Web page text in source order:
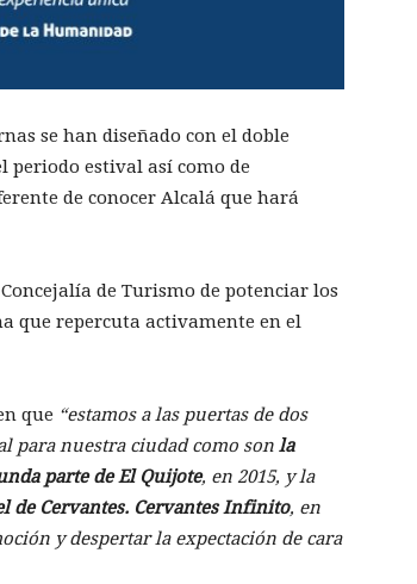
se han diseñado con el doble
estival así como de
de conocer Alcalá que hará
de Turismo de potenciar los
que repercuta activamente en el
que “estamos a las puertas de dos
para nuestra ciudad como son la
parte de El Quijote, en 2015, y la
de Cervantes. Cervantes Infinito, en
y despertar la expectación de cara